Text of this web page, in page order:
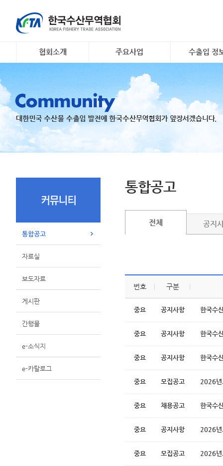
협회소개
조직도
회원명부
유관기관·사업
주요사업
대일 김 수출 촉진 사업
리스크안전망 구축
수출기업 맞춤형 해외시
장조사
K- 씨푸드 인바운드 마케
지원
수출입 정
무역관련 정
통합공고
자료실
보도자료
게시판
간행물
e-소식지
e-카탈로그
통합공고
전체 공지
번호 구분
중요 공지사항 한국수
중요 공지사항 한국수
중요 공지사항 한국수
중요 모집공고 2026년
중요 채용공고 한국수
중요 공지사항 2026년
중요 모집공고 2026년